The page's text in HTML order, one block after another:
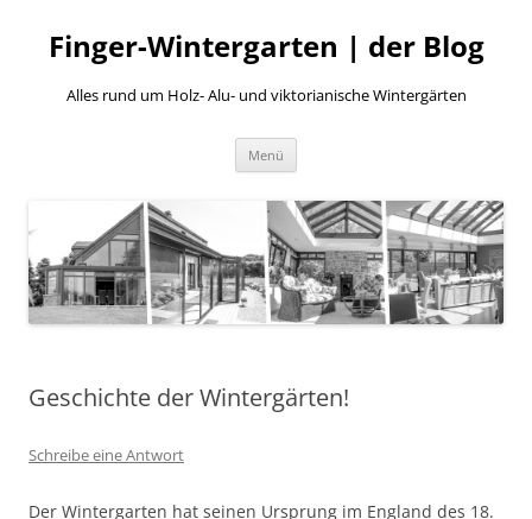
Finger-Wintergarten | der Blog
Alles rund um Holz- Alu- und viktorianische Wintergärten
Menü
Geschichte der Wintergärten!
Schreibe eine Antwort
Der Wintergarten hat seinen Ursprung im England des 18.